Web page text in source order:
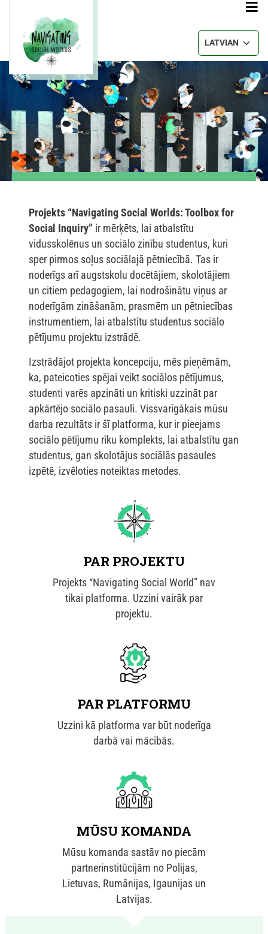
Select your
Projekts “Navigating Social Worlds: Toolbox for
Social Inquiry” ir mērķēts, lai atbalstītu
vidusskolēnus un sociālo zinību studentus, kuri
sper pirmos soļus sociālajā pētniecībā. Tas ir
noderīgs arī augstskolu docētājiem, skolotājiem
un citiem pedagogiem, lai nodrošinātu viņus ar
noderīgām zināšanām, prasmēm un pētniecības
instrumentiem, lai atbalstītu studentus sociālo
pētījumu projektu izstrādē.
Izstrādājot projekta koncepciju, mēs pieņēmām,
ka, pateicoties spējai veikt sociālos pētījumus,
studenti varēs apzināti un kritiski uzzināt par
apkārtējo sociālo pasauli. Vissvarīgākais mūsu
darba rezultāts ir šī platforma, kur ir pieejams
sociālo pētījumu rīku komplekts, lai atbalstītu gan
studentus, gan skolotājus sociālās pasaules
izpētē, izvēloties noteiktas metodes.
PAR PROJEKTU
Projekts “Navigating Social World” nav
tikai platforma. Uzzini vairāk par
projektu.
PAR PLATFORMU
Uzzini kā platforma var būt noderīga
darbā vai mācībās.
MŪSU KOMANDA
Mūsu komanda sastāv no piecām
partnerinstitūcijām no Polijas,
Lietuvas, Rumānijas, Igaunijas un
Latvijas.